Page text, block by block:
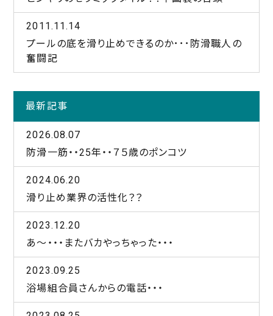
2011.11.14
プールの底を滑り止めできるのか･･･防滑職人の
奮闘記
最新記事
2026.08.07
防滑一筋・・25年・・７５歳のポンコツ
2024.06.20
滑り止め業界の活性化？？
2023.12.20
あ～・・・またバカやっちゃった・・・
2023.09.25
浴場組合員さんからの電話・・・